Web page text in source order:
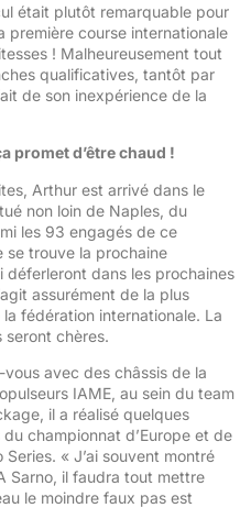
était plutôt remarquable pour
première course internationale
! Malheureusement tout
qualificatives, tantôt par
de son inexpérience de la
promet d’être chaud !
Arthur est arrivé dans le
non loin de Naples, du
les 93 engagés de ce
se trouve la prochaine
dans les prochaines
assurément de la plus
fédération internationale. La
seront chères.
avec des châssis de la
IAME, au sein du team
il a réalisé quelques
championnat d’Europe et de
« J’ai souvent montré
Sarno, il faudra tout mettre
le moindre faux pas est